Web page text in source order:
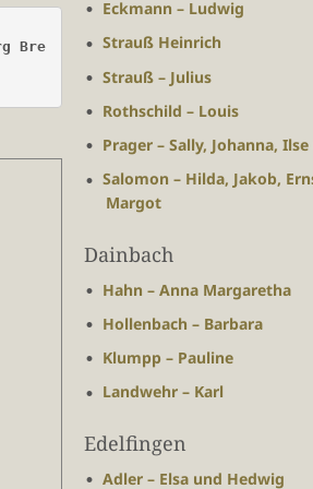
Bre
Eckmann – Ludwig
Strauß Heinrich
Strauß – Julius
Rothschild – Louis
Prager – Sally, Johanna,
Salomon – Hilda, Jakob,
Margot
Dainbach
Hahn – Anna Margaretha
Hollenbach – Barbara
Klumpp – Pauline
Landwehr – Karl
Edelfingen
Adler – Elsa und Hedwig